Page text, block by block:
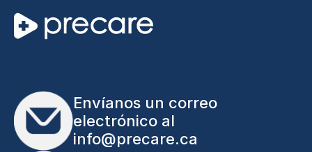
Envíanos un correo
electrónico al
info@precare.ca